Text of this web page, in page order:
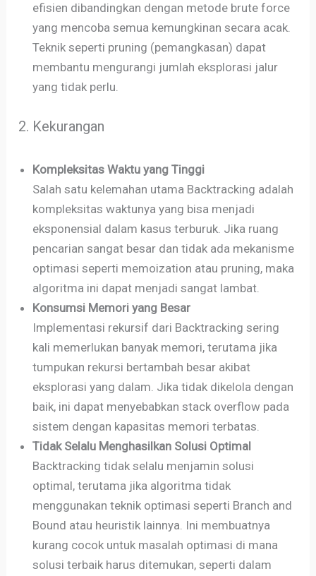
efisien dibandingkan dengan metode brute force
yang mencoba semua kemungkinan secara acak.
Teknik seperti pruning (pemangkasan) dapat
membantu mengurangi jumlah eksplorasi jalur
yang tidak perlu.
2. Kekurangan
Kompleksitas Waktu yang Tinggi
Salah satu kelemahan utama Backtracking adalah
kompleksitas waktunya yang bisa menjadi
eksponensial dalam kasus terburuk. Jika ruang
pencarian sangat besar dan tidak ada mekanisme
optimasi seperti memoization atau pruning, maka
algoritma ini dapat menjadi sangat lambat.
Konsumsi Memori yang Besar
Implementasi rekursif dari Backtracking sering
kali memerlukan banyak memori, terutama jika
tumpukan rekursi bertambah besar akibat
eksplorasi yang dalam. Jika tidak dikelola dengan
baik, ini dapat menyebabkan stack overflow pada
sistem dengan kapasitas memori terbatas.
Tidak Selalu Menghasilkan Solusi Optimal
Backtracking tidak selalu menjamin solusi
optimal, terutama jika algoritma tidak
menggunakan teknik optimasi seperti Branch and
Bound atau heuristik lainnya. Ini membuatnya
kurang cocok untuk masalah optimasi di mana
solusi terbaik harus ditemukan, seperti dalam